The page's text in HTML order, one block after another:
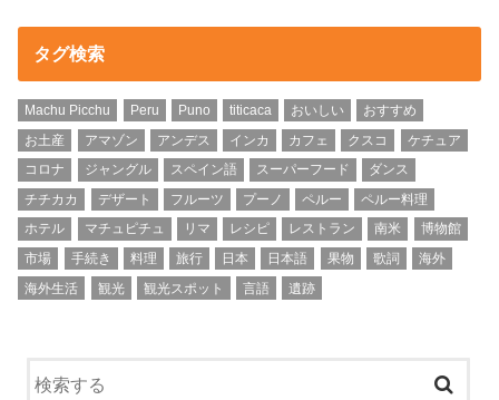
タグ検索
Machu Picchu Peru Puno titicaca おいしい
おすすめ
お土産
アマゾン アンデス インカ カフェ クスコ
ケチュア
コロナ
ジャングル スペイン語 スーパーフード
ダンス
チチカカ
デザート フルーツ プーノ ペルー
ペルー料理
ホテル
マチュピチュ リマ レシピ レストラン 南米
博物館
市場
手続き 料理 旅行 日本 日本語 果物 歌詞
海外
海外生活
観光 観光スポット 言語 遺跡